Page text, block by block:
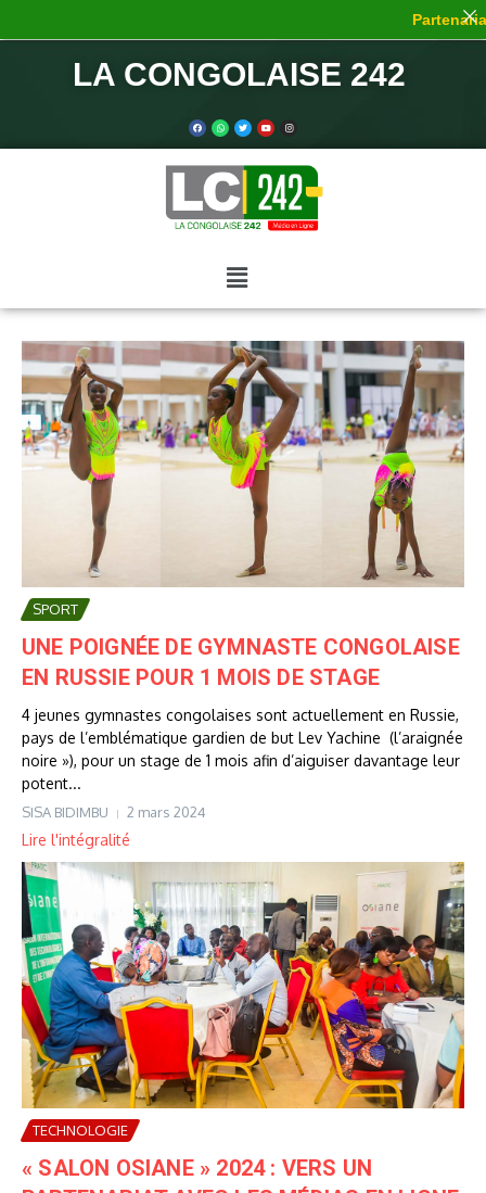
LA CONGOLAISE 242
SPORT
UNE POIGNÉE DE GYMNASTE CONGOLAISE
EN RUSSIE POUR 1 MOIS DE STAGE
4 jeunes gymnastes congolaises sont actuellement en Russie,
pays de l’emblématique gardien de but Lev Yachine (l’araignée
noire »), pour un stage de 1 mois afin d’aiguiser davantage leur
potent...
SISA BIDIMBU 2 mars 2024
Lire l'intégralité
TECHNOLOGIE
« SALON OSIANE » 2024 : VERS UN